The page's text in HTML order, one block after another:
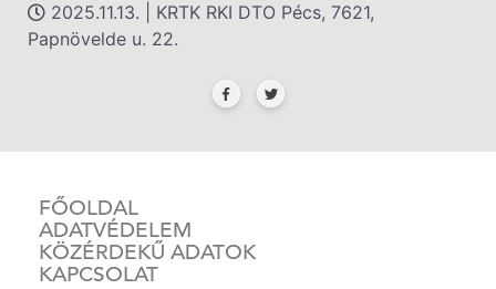
2025.11.13. | KRTK RKI DTO Pécs, 7621,
Papnövelde u. 22.
FŐOLDAL
ADATVÉDELEM
KÖZÉRDEKŰ ADATOK
KAPCSOLAT